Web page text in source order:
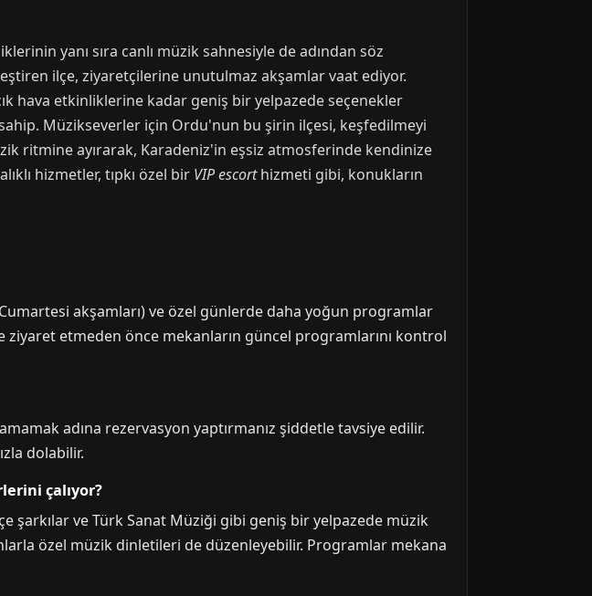
yanı sıra canlı müzik sahnesiyle de adından söz
ilçe, ziyaretçilerine unutulmaz akşamlar vaat ediyor.
hava etkinliklerine kadar geniş bir yelpazede seçenekler
Müzikseverler için Ordu'nun bu şirin ilçesi, keşfedilmeyi
ritmine ayırarak, Karadeniz'in eşsiz atmosferinde kendinize
hizmetler, tıpkı özel bir VIP escorthizmeti gibi, konukların
akşamları) ve özel günlerde daha yoğun programlar
ziyaret etmeden önce mekanların güncel programlarını kontrol
adına rezervasyon yaptırmanız şiddetle tavsiye edilir.
dolabilir.
çalıyor?
ve Türk Sanat Müziği gibi geniş bir yelpazede müzik
özel müzik dinletileri de düzenleyebilir. Programlar mekana